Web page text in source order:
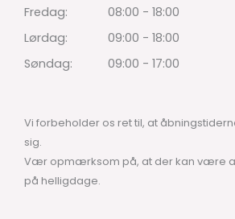
Fredag:
08:00 - 18:00
Lørdag:
09:00 - 18:00
Søndag:
09:00 - 17:00
Vi forbeholder os ret til, at
sig.
Vær opmærksom på, at der kan være
på helligdage.